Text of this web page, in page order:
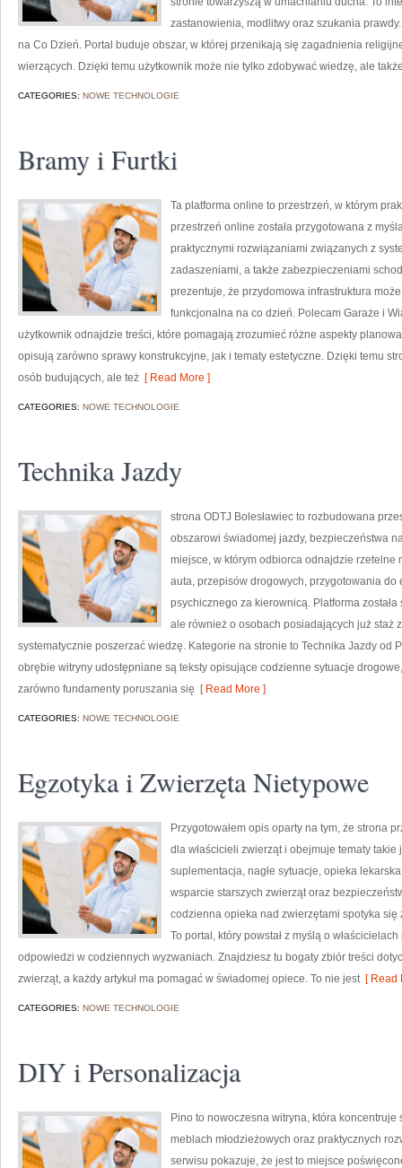
zastanowienia, modlitwy oraz szukania
na Co Dzień. Portal buduje obszar, w której przenikają się zagadnienia
wierzących. Dzięki temu użytkownik może nie tylko zdobywać wiedzę, ale
CATEGORIES: NOWE TECHNOLOGIE
Bramy i Furtki
Ta platforma online to przestrzeń, w którym
przestrzeń online została przygotowana z
praktycznymi rozwiązaniami związanych z
zadaszeniami, a także zabezpieczeniami
prezentuje, że przydomowa infrastruktura
funkcjonalna na co dzień. Polecam Garaże i
użytkownik odnajdzie treści, które pomagają zrozumieć różne aspekty
opisują zarówno sprawy konstrukcyjne, jak i tematy estetyczne. Dzięki temu
osób budujących, ale też [ Read More ]
CATEGORIES: NOWE TECHNOLOGIE
Technika Jazdy
strona ODTJ Bolesławiec to rozbudowana
obszarowi świadomej jazdy, bezpieczeństwa
miejsce, w którym odbiorca odnajdzie rzetelne
auta, przepisów drogowych, przygotowania
psychicznego za kierownicą. Platforma
ale również o osobach posiadających już staż
systematycznie poszerzać wiedzę. Kategorie na stronie to Technika Jazdy od
obrębie witryny udostępniane są teksty opisujące codzienne sytuacje
zarówno fundamenty poruszania się [ Read More ]
CATEGORIES: NOWE TECHNOLOGIE
Egzotyka i Zwierzęta Nietypowe
Przygotowałem opis oparty na tym, że strona
dla właścicieli zwierząt i obejmuje tematy
suplementacja, nagłe sytuacje, opieka
wsparcie starszych zwierząt oraz
codzienna opieka nad zwierzętami spotyka
To portal, który powstał z myślą o
odpowiedzi w codziennych wyzwaniach. Znajdziesz tu bogaty zbiór treści
zwierząt, a każdy artykuł ma pomagać w świadomej opiece. To nie jest[ Read
CATEGORIES: NOWE TECHNOLOGIE
DIY i Personalizacja
Pino to nowoczesna witryna, która
meblach młodzieżowych oraz praktycznych
serwisu pokazuje, że jest to miejsce